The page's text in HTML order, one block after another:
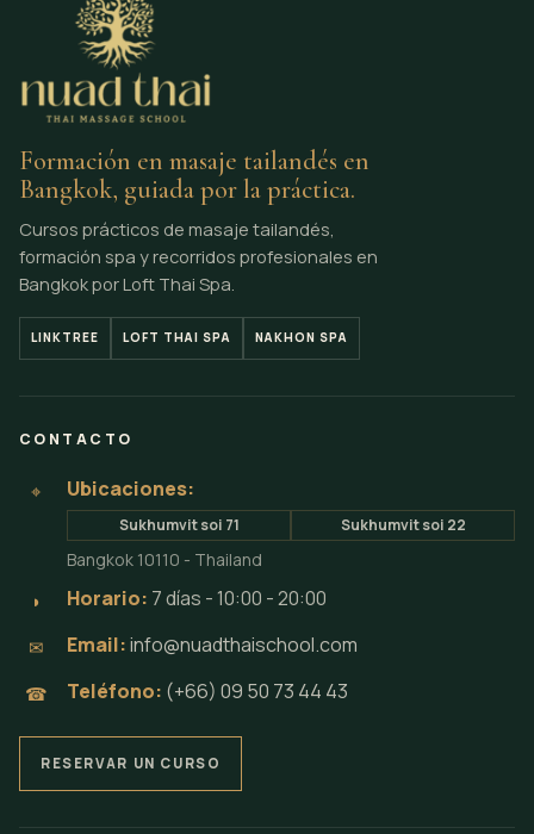
Formación en masaje tailandés en
Bangkok, guiada por la práctica.
Cursos prácticos de masaje tailandés,
formación spa y recorridos profesionales en
Bangkok por Loft Thai Spa.
LINKTREE LOFT THAI SPA NAKHON SPA
CONTACTO
⌖ Ubicaciones:
Sukhumvit soi 71 Sukhumvit soi 22
Bangkok 10110 - Thailand
◗ Horario: 7 días - 10:00 - 20:00
✉ Email:info@nuadthaischool.com
☎ Teléfono: (+66) 09 50 73 44 43
RESERVAR UN CURSO